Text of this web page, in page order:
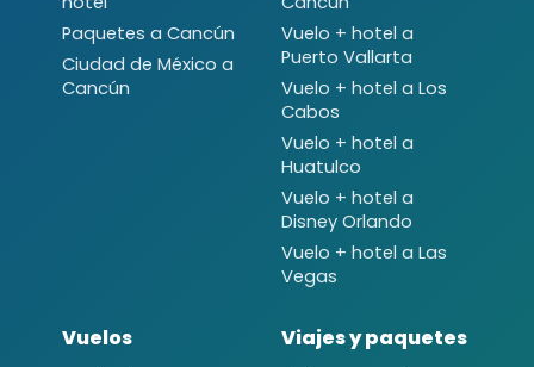
Paquetes a Cancún
Ciudad de México a
Cancún
Vuelo + hotel a
Puerto Vallarta
Vuelo + hotel a Los
Cabos
Vuelo + hotel a
Huatulco
Vuelo + hotel a
Disney Orlando
Vuelo + hotel a Las
Vegas
Vuelos Viajes y paquetes